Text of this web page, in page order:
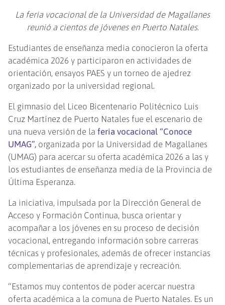
La feria vocacional de la Universidad de Magallanes
reunió a cientos de jóvenes en Puerto Natales.
Estudiantes de enseñanza media conocieron la oferta
académica 2026 y participaron en actividades de
orientación, ensayos PAES y un torneo de ajedrez
organizado por la universidad regional.
El gimnasio del Liceo Bicentenario Politécnico Luis
Cruz Martínez de Puerto Natales fue el escenario de
una nueva versión de laferia vocacional “Conoce
UMAG”, organizada por la Universidad de Magallanes
(UMAG) para acercar su oferta académica 2026 a las y
los estudiantes de enseñanza media de la Provincia de
Última Esperanza.
La iniciativa, impulsada por la Dirección General de
Acceso y Formación Continua, busca orientar y
acompañar a los jóvenes en su proceso de decisión
vocacional, entregando información sobre carreras
técnicas y profesionales, además de ofrecer instancias
complementarias de aprendizaje y recreación.
“Estamos muy contentos de poder acercar nuestra
oferta académica a la comuna de Puerto Natales. Es un